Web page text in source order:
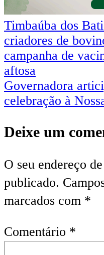
Navegação
de
Post
Timbaúba dos
criadores de
campanha de
aftosa
Governadora
celebração à
Deixe um
O seu endereço
publicado.
marcados com *
Comentário *